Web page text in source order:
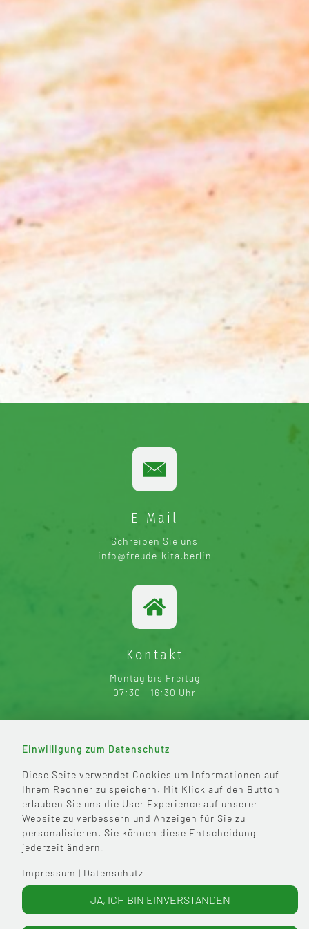
Beschwerden?
Sie haben Änderungswünsche oder möchten sich über
etwas Beschweren? Dann können Sie das hier anonym oder
mit Ihrem Namen tun.
Hiermit bestätige ich, dass ich die Datenschutzerklärung
E-Mail
Schreiben Sie uns
info@freude-kita.berlin
Kontakt
Montag bis Freitag
07:30 - 16:30 Uhr
Info
Impressum
Datenschutz
Einwilligung zum Datenschutz
Diese Seite verwendet Cookies um Informationen auf
Ihrem Rechner zu speichern. Mit Klick auf den Button
erlauben Sie uns die User Experience auf unserer
Website zu verbessern und Anzeigen für Sie zu
personalisieren. Sie können diese Entscheidung
jederzeit ändern.
Impressum | Datenschutz
JA, ICH BIN EINVERSTANDEN